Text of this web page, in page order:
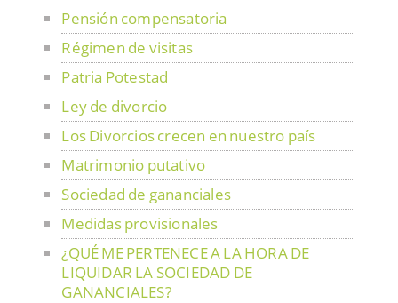
Pensión compensatoria
Régimen de visitas
Patria Potestad
Ley de divorcio
Los Divorcios crecen en nuestro país
Matrimonio putativo
Sociedad de gananciales
Medidas provisionales
¿QUÉ ME PERTENECE A LA HORA DE
LIQUIDAR LA SOCIEDAD DE
GANANCIALES?